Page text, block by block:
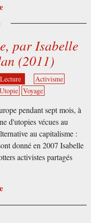
par Isabelle
(2011)
Lecture
Activisme
Utopie Voyage
pendant sept mois, à
d'utopies vécues au
au capitalisme :
donné en 2007 Isabelle
activistes partagés